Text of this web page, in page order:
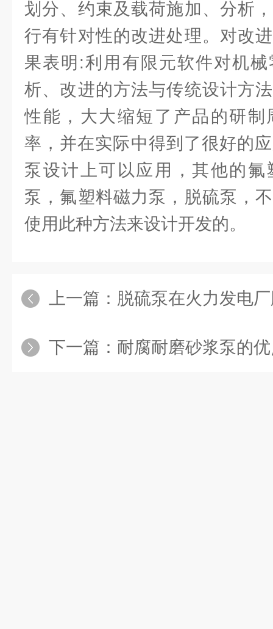
划分、约束及载荷施加、分析
行有针对性的改进处理。对改
果表明:利用有限元软件对机
析、改进的方法与传统设计方
性能，大大缩短了产品的研制
率，并在实际中得到了很好的
泵设计上可以应用，其他的
泵，氟塑料磁力泵，脱硫泵，
使用此种方法来设计开发的。
上一篇： 脱硫泵在火力发电
下一篇： 耐腐耐磨砂浆泵的